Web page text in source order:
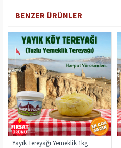
BENZER ÜRÜNLER
Yayık Tereyağı Yemeklik 1kg